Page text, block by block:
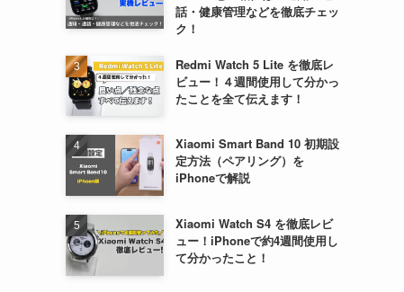
話・健康管理などを徹底チェッ
ク！
Redmi Watch 5 Lite を徹底レ
ビュー！４週間使用して分かっ
たことを全て伝えます！
Xiaomi Smart Band 10 初期設
定方法（ペアリング）を
iPhoneで解説
Xiaomi Watch S4 を徹底レビ
ュー！iPhoneで約4週間使用し
て分かったこと！